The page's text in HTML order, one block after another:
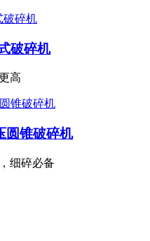
破碎机
高
圆锥破碎机
细碎必备